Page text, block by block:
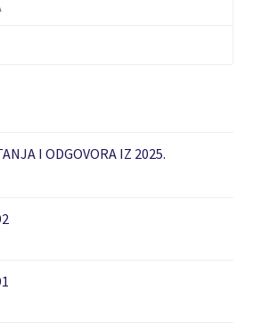
I ODGOVORA IZ 2025.